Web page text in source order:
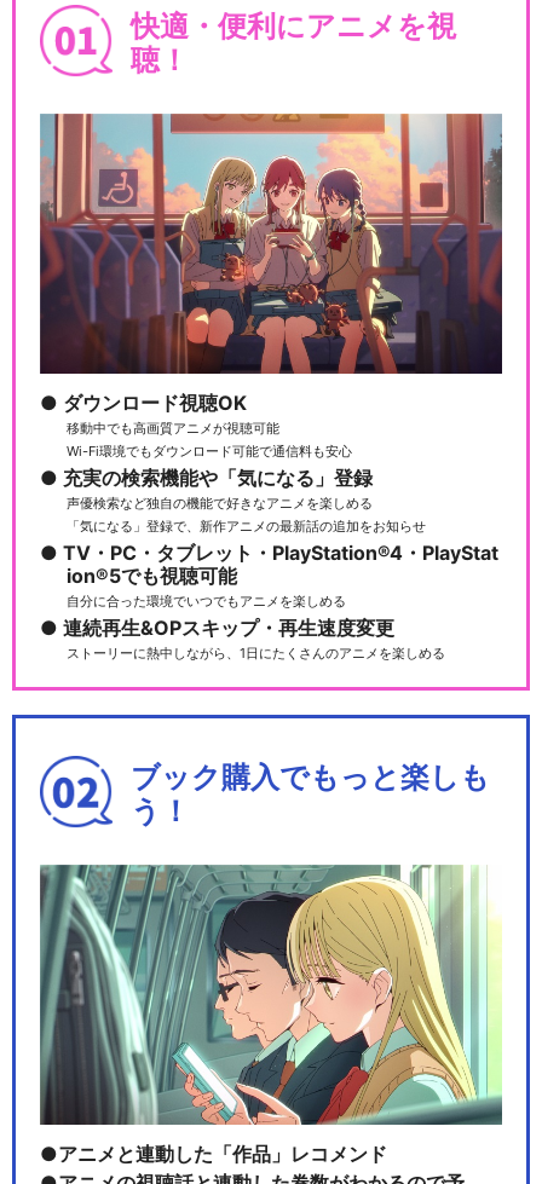
快適・便利にアニメを視
聴！
ダウンロード視聴OK
移動中でも高画質アニメが視聴可能
Wi-Fi環境でもダウンロード可能で通信料も安心
充実の検索機能や「気になる」登録
声優検索など独自の機能で好きなアニメを楽しめる
「気になる」登録で、新作アニメの最新話の追加をお知らせ
TV・PC・タブレット・PlayStation®4・PlayStat
ion®5でも視聴可能
自分に合った環境でいつでもアニメを楽しめる
連続再生&OPスキップ・再生速度変更
ストーリーに熱中しながら、1日にたくさんのアニメを楽しめる
ブック購入でもっと楽しも
う！
アニメと連動した「作品」レコメンド